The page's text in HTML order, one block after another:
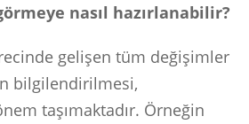
nasıl hazırlanabilir?
gelişen tüm değişimler
bilgilendirilmesi,
taşımaktadır. Örneğin